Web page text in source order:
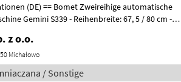
Zweireihige automatische
- Reihenbreite: 67, 5 / 80 cm -
z o.o.
Michałowo
/ Sonstige